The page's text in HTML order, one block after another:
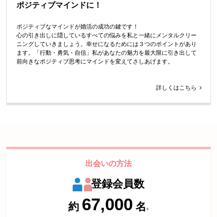
ポジティブマインドに！
ポジティブなマインドが婚活の成功の鍵です！
心の引き出しに隠しているすべての悩みを私と一緒にメンタルクリー
ニングしていきましょう。幸せになるためには３つのポイントがあり
ます。「行動・勇気・自信」私があなたの魅力を最大限に引き出して
前向きなポジティブ思考にマインドを変えてさしあげます。
詳しくはこちら
出会いの方法
登録会員数
約 67,000 名 ※